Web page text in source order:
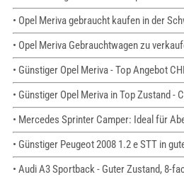
• Opel Meriva gebraucht kaufen in der
• Opel Meriva Gebrauchtwagen zu
• Günstiger Opel Meriva - Top Angebot
• Günstiger Opel Meriva in Top Zustand -
• Mercedes Sprinter Camper: Ideal für
• Günstiger Peugeot 2008 1.2 e STT in
• Audi A3 Sportback - Guter Zustand, 8-